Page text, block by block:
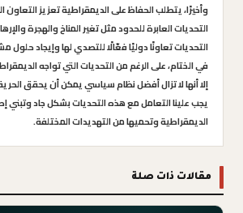
وأخيرًا، يتطلب الحفاظ على الديمقراطية تعزيز
التحديات العابرة للحدود مثل تغير المناخ والهجرة
التحديات تعاونًا دوليًا فعّالًا للتصدي لها وإيجاد حلول
في الختام، على الرغم من التحديات التي تواجه
إلا أنها لا تزال أفضل نظام سياسي يمكن أن يحقق
يجب علينا التعامل مع هذه التحديات بشكل جاد وتبني
الديمقراطية وتحميها من التهديدات المختلفة.
مقالات ذات صلة